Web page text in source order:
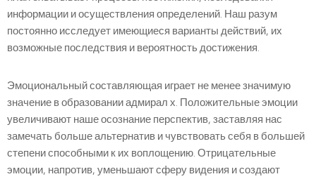
информации и осуществления определений. Наш разум
постоянно исследует имеющиеся варианты действий, их
возможные последствия и вероятность достижения.
Эмоциональный составляющая играет не менее значимую
значение в образовании адмирал х. Положительные эмоции
увеличивают наше осознание перспектив, заставляя нас
замечать больше альтернатив и чувствовать себя в большей
степени способными к их воплощению. Отрицательные
эмоции, напротив, уменьшают сферу видения и создают